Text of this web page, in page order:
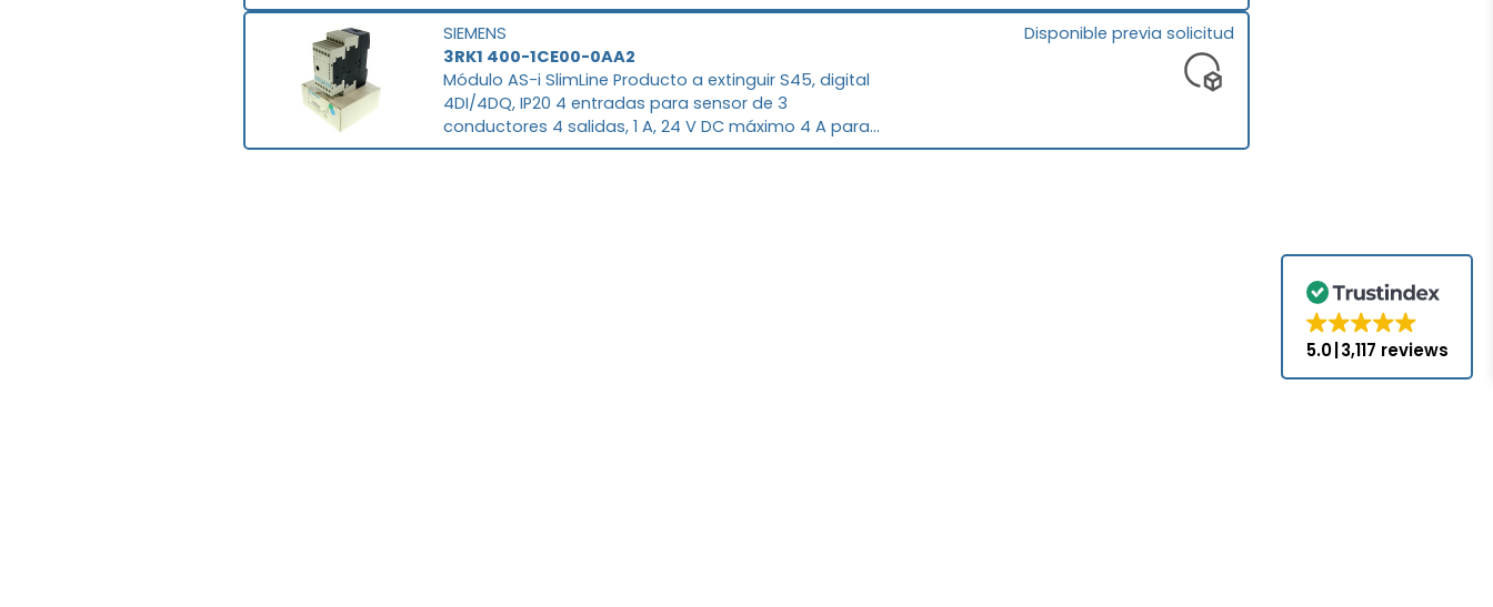
SIEMENS
3RK1 400-1CE00-0AA2
Módulo AS-i SlimLine Producto a extinguir S45, digital
4DI/4DQ, IP20 4 entradas para sensor de 3
conductores 4 salidas, 1 A, 24 V DC máximo 4 A para
todas las salidas bornes de tornillo 45 mm de ancho
Disponible previa solicitud
5.0 3,117 reviews